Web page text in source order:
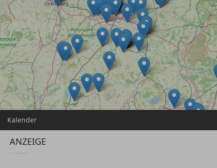
Kalender
ANZEIGE